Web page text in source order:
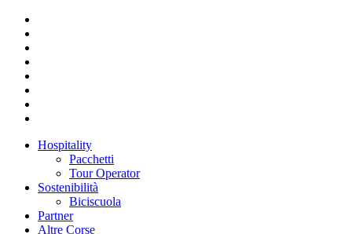
Hospitality
Pacchetti
Tour Operator
Sostenibilità
Biciscuola
Partner
Altre Corse